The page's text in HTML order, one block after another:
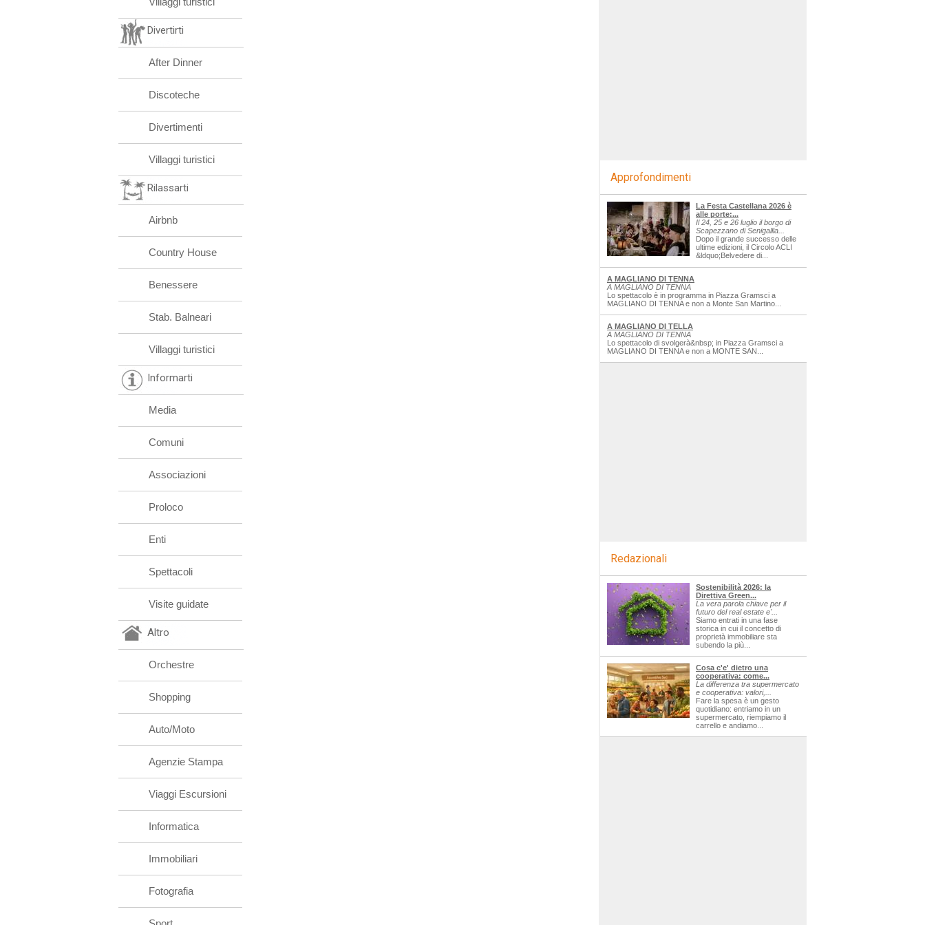
Divertirti
After Dinner
Discoteche
Divertimenti
Villaggi turistici
Rilassarti
Airbnb
Country House
Benessere
Stab. Balneari
Villaggi turistici
Informarti
Media
Comuni
Associazioni
Proloco
Enti
Spettacoli
Visite guidate
Altro
Orchestre
Shopping
Auto/Moto
Agenzie Stampa
Viaggi Escursioni
Informatica
Immobiliari
Fotografia
Approfondimenti
La Festa Castellana 2026 è
alle porte:...
Il 24, 25 e 26 luglio il borgo di
Scapezzano di Senigallia...
Dopo il grande successo delle
ultime edizioni, il Circolo ACLI
&ldquo;Belvedere di...
A MAGLIANO DI TENNA
A MAGLIANO DI TENNA
Lo spettacolo è in programma in Piazza Gramsci a
MAGLIANO DI TENNA e non a Monte San Martino...
A MAGLIANO DI TELLA
A MAGLIANO DI TENNA
Lo spettacolo di svolgerà&nbsp; in Piazza Gramsci a
MAGLIANO DI TENNA e non a MONTE SAN...
Redazionali
Sostenibilità 2026: la
Direttiva Green...
La vera parola chiave per il
futuro del real estate e'...
Siamo entrati in una fase
storica in cui il concetto di
proprietà immobiliare sta
subendo la più...
Cosa c'e' dietro una
cooperativa: come...
La differenza tra supermercato
e cooperativa: valori,...
Fare la spesa è un gesto
quotidiano: entriamo in un
supermercato, riempiamo il
carrello e andiamo...